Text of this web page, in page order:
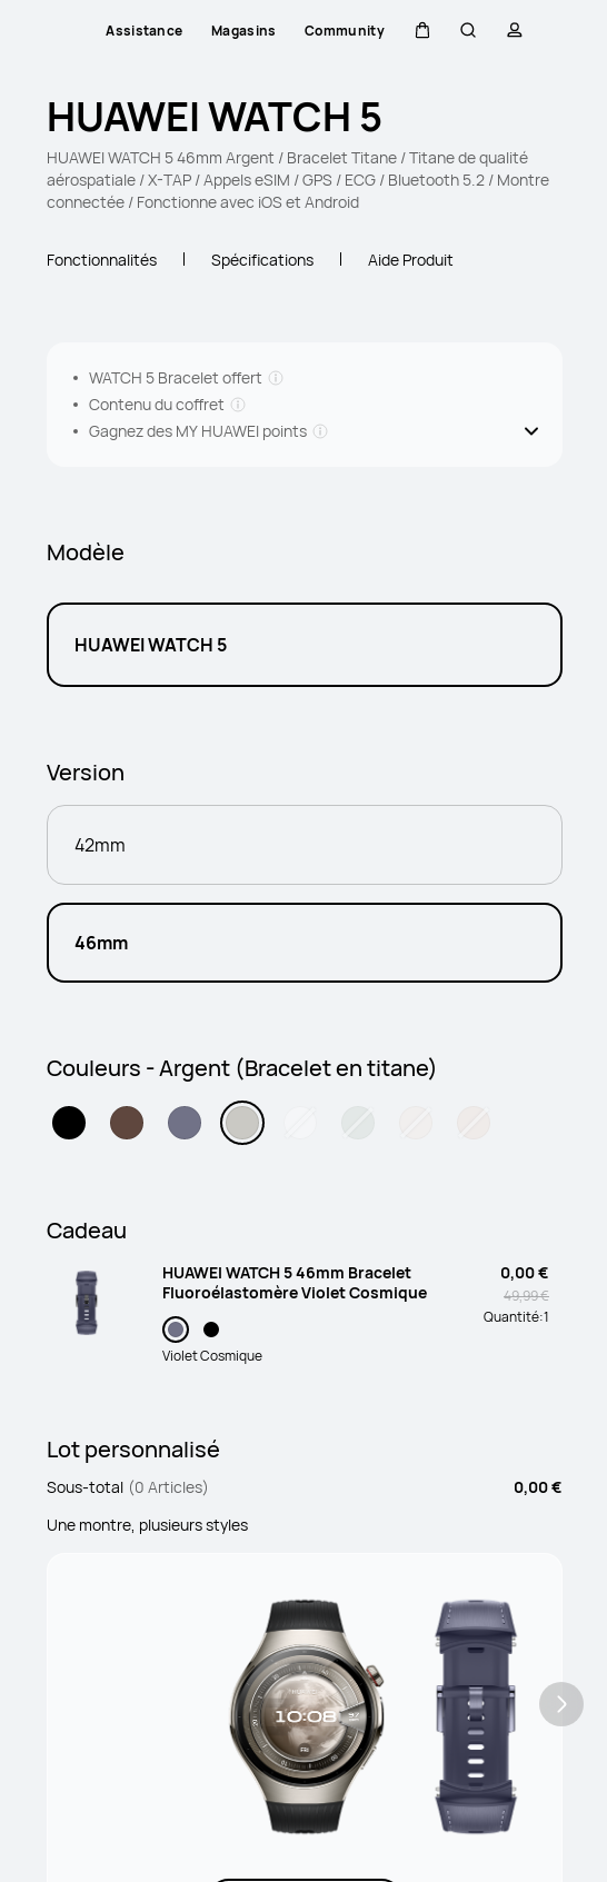
Assistance Magasins Community
HUAWEI WATCH 5
HUAWEI WATCH 5 46mm Argent / Bracelet Titane / Titane de qualité
aérospatiale / X-TAP / Appels eSIM / GPS / ECG / Bluetooth 5.2 / Montre
connectée / Fonctionne avec iOS et Android
Fonctionnalités Spécifications Aide Produit
WATCH 5 Bracelet offert
Contenu du coffret
Gagnez des MY HUAWEI points
Modèle
HUAWEI WATCH 5
Version
42mm
46mm
Couleurs - Argent (Bracelet en titane)
Cadeau
HUAWEI WATCH 5 46mm Bracelet
Fluoroélastomère Violet Cosmique
Violet Cosmique
0,00 €
49,99 €
Quantité:1
Lot personnalisé
Sous-total (0 Articles)
0,00 €
Une montre, plusieurs styles